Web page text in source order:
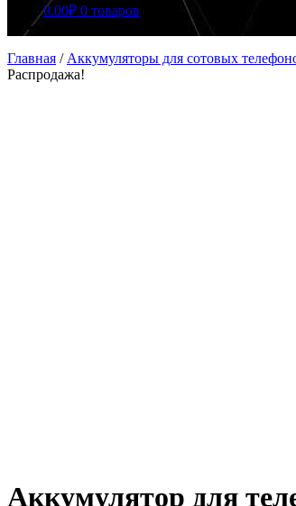
0.00₽ 0 товаров
Главная / Аккумуляторы для сотовых
Распродажа!
Аккумулятор для